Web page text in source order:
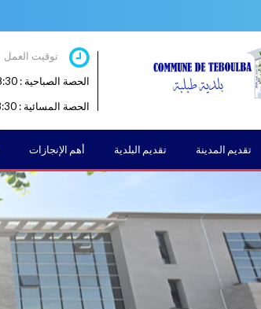
توقيت العمل
الحصة الصباحية : 08:30 إلى 12و30
الحصة المسائية : 13:30 إلى 17و30
تقديم المدينة تقديم البلدية أهم الإنجازات